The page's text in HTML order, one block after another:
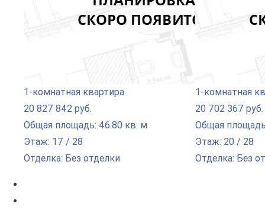
1-комнатная квартира
20 827 842 руб.
Общая площадь: 46.80 кв. м
Этаж: 17 / 28
Отделка: Без отделки
1-комнатная
20 702 367 руб.
Общая
Этаж: 20 / 28
Отделка: Без